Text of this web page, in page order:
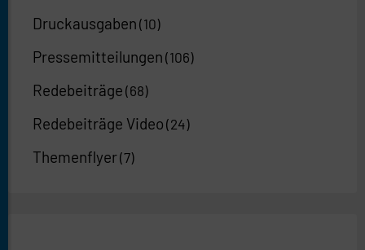
Druckausgaben (10)
Pressemitteilungen (106)
Redebeiträge (68)
Redebeiträge Video (24)
Themenflyer(7)